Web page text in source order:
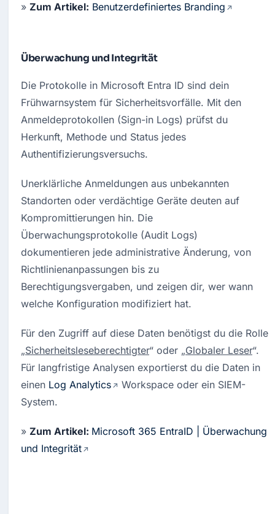
» Zum Artikel: Benutzerdefiniertes Branding
Überwachung und Integrität
Die Protokolle in Microsoft Entra ID sind dein
Frühwarnsystem für Sicherheitsvorfälle. Mit den
Anmeldeprotokollen (Sign-in Logs) prüfst du
Herkunft, Methode und Status jedes
Authentifizierungsversuchs.
Unerklärliche Anmeldungen aus unbekannten
Standorten oder verdächtige Geräte deuten auf
Kompromittierungen hin. Die
Überwachungsprotokolle (Audit Logs)
dokumentieren jede administrative Änderung, von
Richtlinienanpassungen bis zu
Berechtigungsvergaben, und zeigen dir, wer wann
welche Konfiguration modifiziert hat.
Für den Zugriff auf diese Daten benötigst du die Rolle
„Sicherheitsleseberechtigter“ oder „Globaler Leser“.
Für langfristige Analysen exportierst du die Daten in
einen Log Analytics
Workspace oder ein SIEM-
System.
» Zum Artikel: Microsoft 365 EntraID | Überwachung
und Integrität